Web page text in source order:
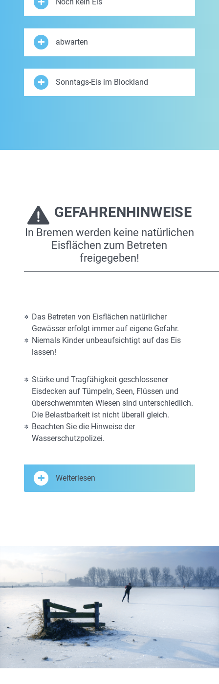
abwarten
Sonntags-Eis im Blockland
GEFAHRENHINWEISE
In Bremen werden keine natürlichen
Eisflächen zum Betreten
freigegeben!
Das Betreten von Eisflächen natürlicher
Gewässer erfolgt immer auf eigene Gefahr.
Niemals Kinder unbeaufsichtigt auf das Eis
lassen!
Stärke und Tragfähigkeit geschlossener
Eisdecken auf Tümpeln, Seen, Flüssen und
überschwemmten Wiesen sind unterschiedlich.
Die Belastbarkeit ist nicht überall gleich.
Beachten Sie die Hinweise der
Wasserschutzpolizei.
Weiterlesen